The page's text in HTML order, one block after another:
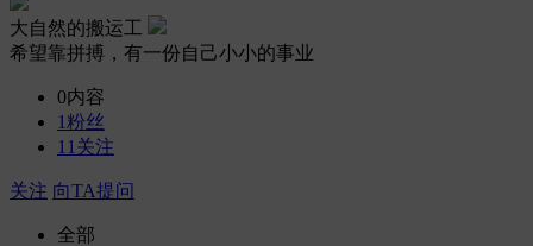
大自然的搬运工
希望靠拼搏，有一份自己小小的事业
0内容
1 粉丝
11 关注
关注 向TA提问
全部